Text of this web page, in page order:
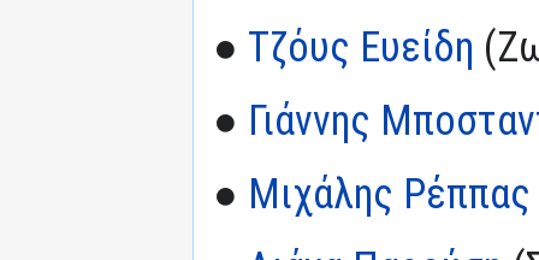
● Τζόυς Ευείδη
● Γιάννης
● Μιχάλης Ρέππας